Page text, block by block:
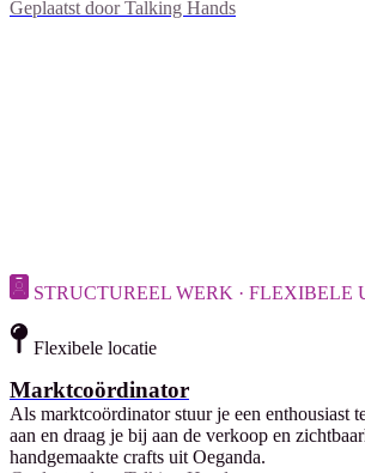
Geplaatst door Talking Hands
STRUCTUREEL WERK · FLEXIBELE
Flexibele locatie
Marktcoördinator
Als marktcoördinator stuur je een enthousiast
aan en draag je bij aan de verkoop en
handgemaakte crafts uit Oeganda.